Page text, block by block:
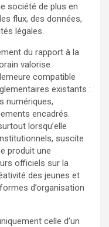
société de plus en
flux, des données,
légales.
du rapport à la
valorise
compatible
existants :
numériques,
encadrés.
lorsqu’elle
suscite
produit une
officiels sur la
des jeunes et
d’organisation
celle d’un